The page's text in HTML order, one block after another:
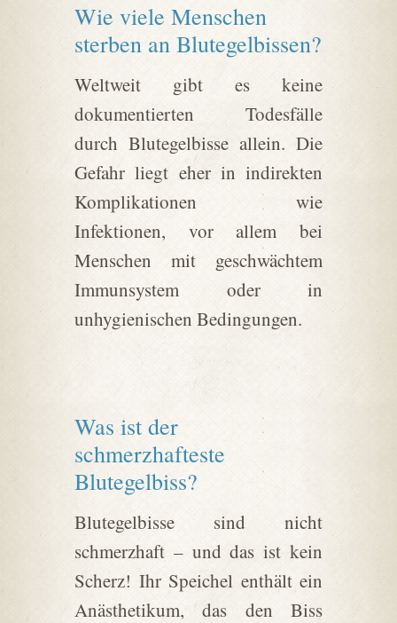
Wie viele Menschen
sterben an Blutegelbissen?
Weltweit gibt es keine
dokumentierten Todesfälle
durch Blutegelbisse allein. Die
Gefahr liegt eher in indirekten
Komplikationen wie
Infektionen, vor allem bei
Menschen mit geschwächtem
Immunsystem oder in
unhygienischen Bedingungen.
Was ist der
schmerzhafteste
Blutegelbiss?
Blutegelbisse sind nicht
schmerzhaft – und das ist kein
Scherz! Ihr Speichel enthält ein
Anästhetikum, das den Biss